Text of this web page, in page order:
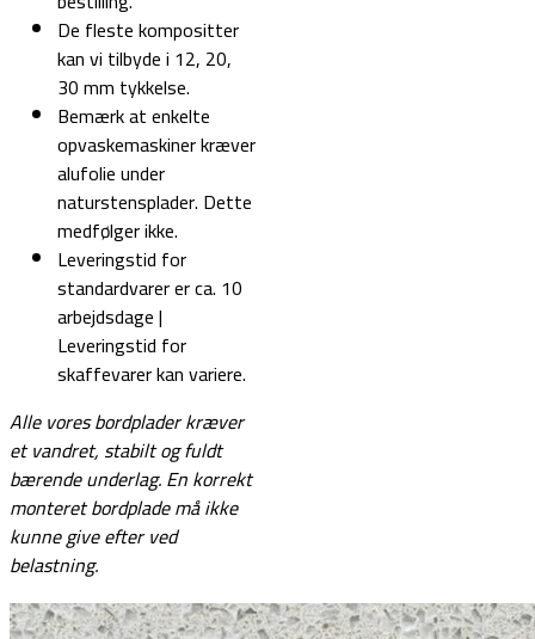
De fleste kompositter
kan vi tilbyde i 12, 20,
30 mm tykkelse.
Bemærk at enkelte
opvaskemaskiner kræver
alufolie under
naturstensplader. Dette
medfølger ikke.
Leveringstid for
standardvarer er ca. 10
arbejdsdage |
Leveringstid for
skaffevarer kan variere.
Alle vores bordplader kræver
et vandret, stabilt og fuldt
bærende underlag.En korrekt
monteret bordplade må ikke
kunne give efter ved
belastning.